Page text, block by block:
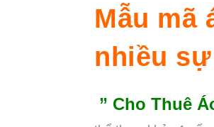
Mẫu mã
nhiều
” Cho Thuê